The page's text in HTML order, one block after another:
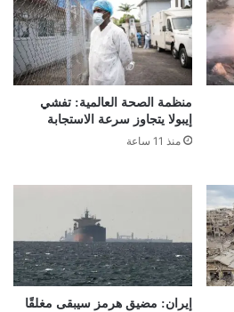
منظمة الصحة العالمية: تفشي
إيبولا يتجاوز سرعة الاستجابة
منذ 11 ساعة
إيران: مضيق هرمز سيبقى مغلقًا